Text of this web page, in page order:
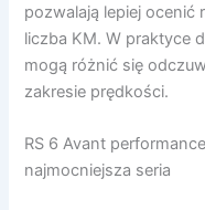
pozwalają lepiej ocenić
liczba KM. W praktyce
mogą różnić się
zakresie prędkości.
RS 6 Avant
najmocniejsza seria